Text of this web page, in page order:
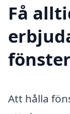
Få
Att hålla